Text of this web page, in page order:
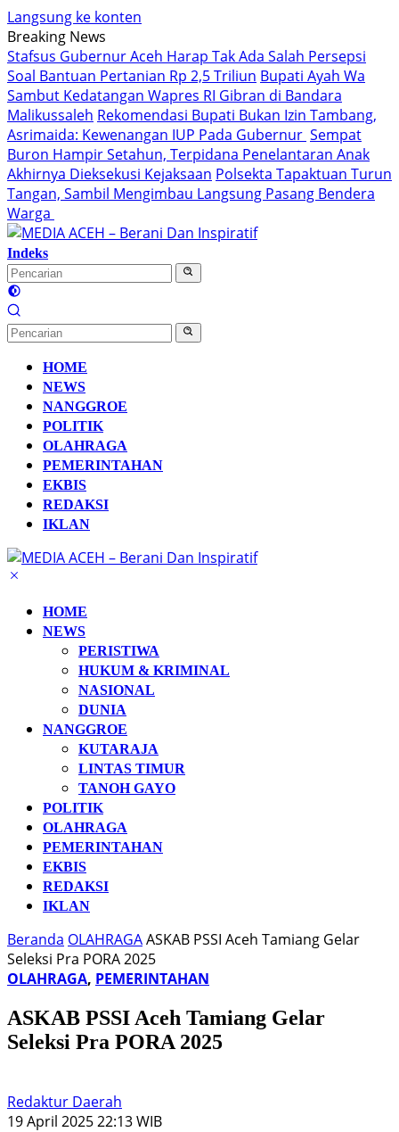
Langsung ke konten
Breaking News
Stafsus Gubernur Aceh Harap Tak Ada Salah Persepsi
Soal Bantuan Pertanian Rp 2,5 Triliun Bupati Ayah Wa
Sambut Kedatangan Wapres RI Gibran di Bandara
Malikussaleh Rekomendasi Bupati Bukan Izin Tambang,
Asrimaida: Kewenangan IUP Pada Gubernur Sempat
Buron Hampir Setahun, Terpidana Penelantaran Anak
Akhirnya Dieksekusi Kejaksaan Polsekta Tapaktuan Turun
Tangan, Sambil Mengimbau Langsung Pasang Bendera
Warga
Indeks
HOME
NEWS
NANGGROE
POLITIK
OLAHRAGA
PEMERINTAHAN
EKBIS
REDAKSI
IKLAN
HOME
NEWS
PERISTIWA
HUKUM & KRIMINAL
NASIONAL
DUNIA
NANGGROE
KUTARAJA
LINTAS TIMUR
TANOH GAYO
POLITIK
OLAHRAGA
PEMERINTAHAN
EKBIS
REDAKSI
IKLAN
Beranda OLAHRAGAASKAB PSSI Aceh Tamiang Gelar
Seleksi Pra PORA 2025
OLAHRAGA, PEMERINTAHAN
ASKAB PSSI Aceh Tamiang Gelar
Seleksi Pra PORA 2025
Redaktur Daerah
19 April 2025 22:13 WIB